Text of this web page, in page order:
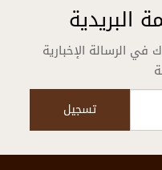
البريدية
في الرسالة الإخبارية